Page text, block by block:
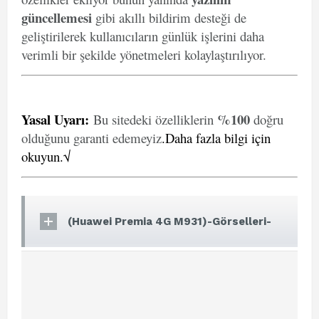
güncellemesi gibi akıllı bildirim desteği de
geliştirilerek kullanıcıların günlük işlerini daha
verimli bir şekilde yönetmeleri kolaylaştırılıyor.
Yasal Uyarı: Bu sitedeki özelliklerin %100 doğru
olduğunu garanti edemeyiz.Daha fazla bilgi için
okuyun.√
(Huawei Premia 4G M931)-Görselleri-